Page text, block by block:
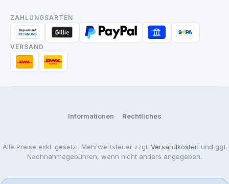
ZAHLUNGSARTEN
VERSAND
Informationen Rechtliches
Alle Preise exkl. gesetzl. Mehrwertsteuer zzgl. Versandkosten und ggf.
Nachnahmegebühren, wenn nicht anders angegeben.